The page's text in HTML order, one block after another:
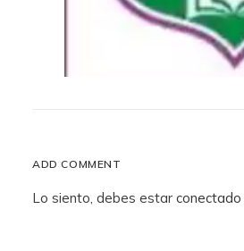
ADD COMMENT
Lo siento, debes estar conectado